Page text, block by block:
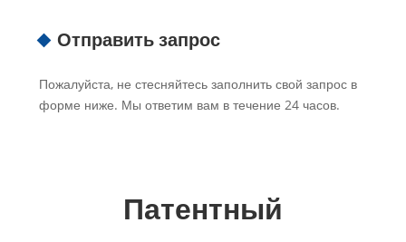
Отправить запрос
Пожалуйста, не стесняйтесь заполнить свой запрос в
форме ниже. Мы ответим вам в течение 24 часов.
Патентный